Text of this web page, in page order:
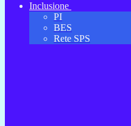
Inclusione
PI
BES
Rete SPS